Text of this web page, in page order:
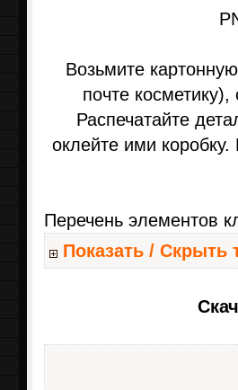
Возьмите
почте
Распечатайте
оклейте ими
Перечень элементов
Показать / Скрыть